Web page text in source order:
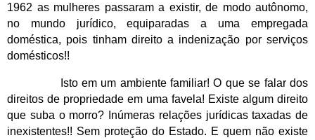
1962 as mulheres passaram a existir, de modo autônomo,
no mundo jurídico, equiparadas a uma empregada
doméstica, pois tinham direito a indenização por serviços
domésticos!!
Isto em um ambiente familiar! O que se falar dos
direitos de propriedade em uma favela! Existe algum direito
que suba o morro? Inúmeras relações jurídicas taxadas de
inexistentes!! Sem proteção do Estado. E quem não existe